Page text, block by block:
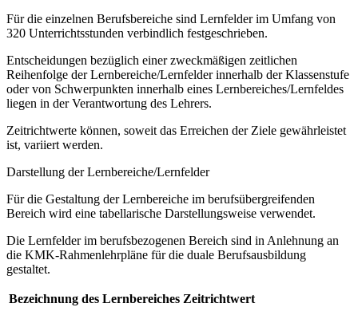
Für die einzelnen Berufsbereiche sind Lernfelder im Umfang von
320 Unterrichtsstunden verbindlich festgeschrieben.
Entscheidungen bezüglich einer zweckmäßigen zeitlichen
Reihenfolge der Lernbereiche/Lernfelder innerhalb der Klassenstufe
oder von Schwerpunkten innerhalb eines Lernbereiches/Lernfeldes
liegen in der Verantwortung des Lehrers.
Zeitrichtwerte können, soweit das Erreichen der Ziele gewährleistet
ist, variiert werden.
Darstellung der Lernbereiche/Lernfelder
Für die Gestaltung der Lernbereiche im berufsübergreifenden
Bereich wird eine tabellarische Darstellungsweise verwendet.
Die Lernfelder im berufsbezogenen Bereich sind in Anlehnung an
die KMK-Rahmenlehrpläne für die duale Berufsausbildung
gestaltet.
Bezeichnung des Lernbereiches Zeitrichtwert